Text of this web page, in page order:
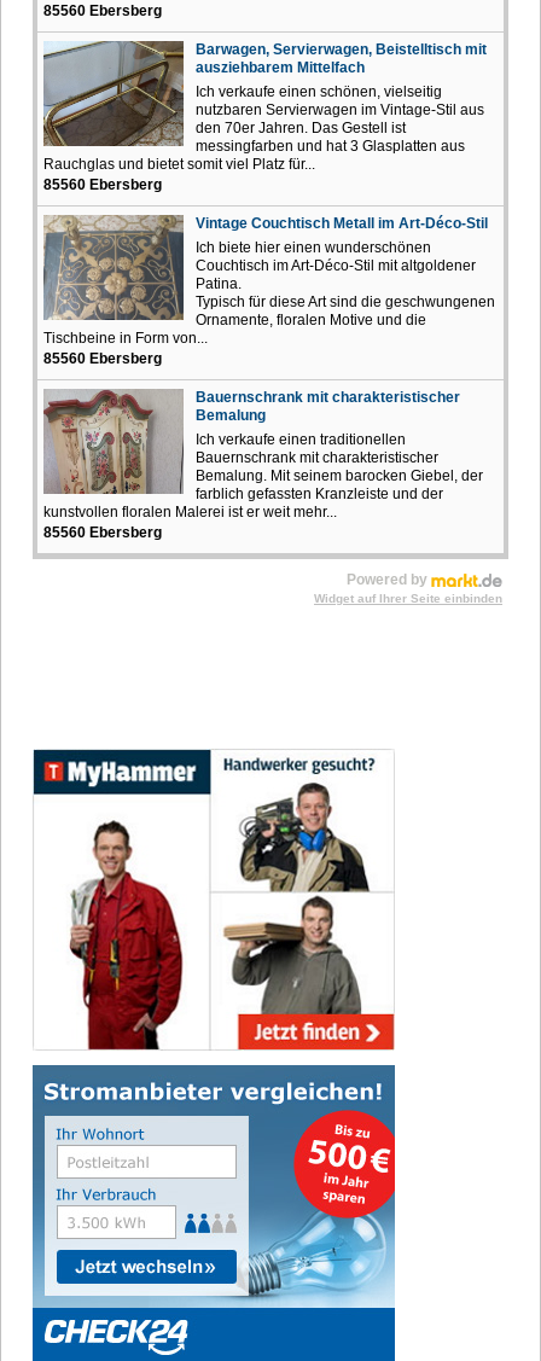
85560 Ebersberg
Barwagen, Servierwagen, Beistelltisch mit
ausziehbarem Mittelfach
Ich verkaufe einen schönen, vielseitig
nutzbaren Servierwagen im Vintage-Stil aus
den 70er Jahren. Das Gestell ist
messingfarben und hat 3 Glasplatten aus
Rauchglas und bietet somit viel Platz für...
85560 Ebersberg
Vintage Couchtisch Metall im Art-Déco-Stil
Ich biete hier einen wunderschönen
Couchtisch im Art-Déco-Stil mit altgoldener
Patina.
Typisch für diese Art sind die geschwungenen
Ornamente, floralen Motive und die
Tischbeine in Form von...
85560 Ebersberg
Bauernschrank mit charakteristischer
Bemalung
Ich verkaufe einen traditionellen
Bauernschrank mit charakteristischer
Bemalung. Mit seinem barocken Giebel, der
farblich gefassten Kranzleiste und der
kunstvollen floralen Malerei ist er weit mehr...
85560 Ebersberg
Powered by
Widget auf Ihrer Seite einbinden